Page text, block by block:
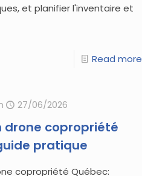
et planifier l'inventaire et
Read more
27/06/2026
drone copropriété
pratique
copropriété Québec: